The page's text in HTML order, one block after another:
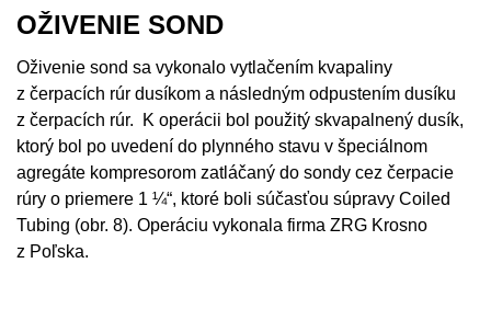
OŽIVENIE SOND
Oživenie sond sa vykonalo vytlačením kvapaliny
z čerpacích rúr dusíkom a následným odpustením dusíku
z čerpacích rúr. K operácii bol použitý skvapalnený dusík,
ktorý bol po uvedení do plynného stavu v špeciálnom
agregáte kompresorom zatláčaný do sondy cez čerpacie
rúry o priemere 1 ¼“, ktoré boli súčasťou súpravy Coiled
Tubing (obr. 8). Operáciu vykonala firma ZRG Krosno
z Poľska.